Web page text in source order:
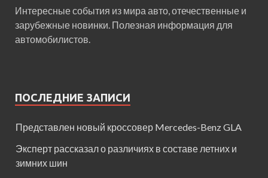
Интересные события из мира авто, отечественные и
зарубежные новинки. Полезная информация для
автомобилистов.
ПОСЛЕДНИЕ ЗАПИСИ
Представлен новый кроссовер Mercedes-Benz GLA
Эксперт рассказал о различиях в составе летних и
зимних шин